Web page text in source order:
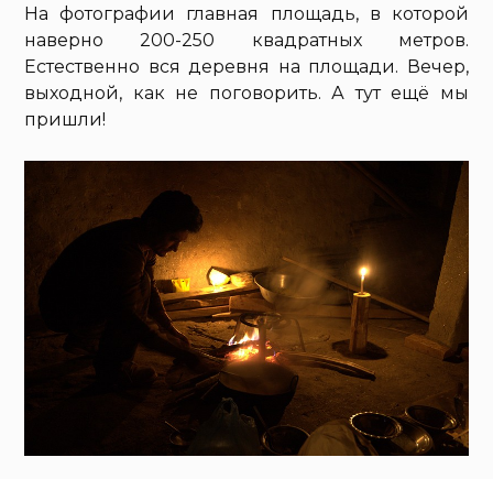
На фотографии главная площадь, в которой
наверно 200-250 квадратных метров.
Естественно вся деревня на площади. Вечер,
выходной, как не поговорить. А тут ещё мы
пришли!